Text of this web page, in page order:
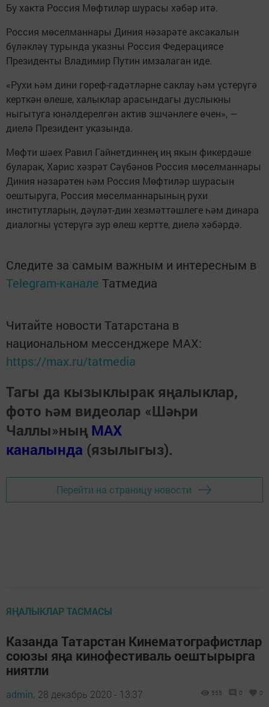
Бу хакта Россия Мөфтиләр шурасы хәбәр итә.
Россия мөселманнары Диния нәзарәте аксакалын
бүләкләү турында указны Россия Федерациясе
Президенты Владимир Путин имзалаган иде.
«Рухи һәм дини гореф-гадәтләрне саклау һәм үстерүгә
керткән өлеше, халыклар арасындагы дуслыкны
ныгытуга юнәлдерелгән актив эшчәнлеге өчен», —
диелә Президент указында.
Мөфти шәех Равил Гайнетдиннең иң якын фикердәше
буларак, Харис хәзрәт Сәүбәнов Россия мөселманнары
Диния нәзарәтен һәм Россия Мөфтиләр шурасын
оештыруга, Россия мөселманнарының рухи
институтларын, дәүләт-дин хезмәттәшлеге һәм динара
диалогны үстерүгә зур өлеш кертте, диелә хәбәрдә.
Следите за самым важным и интересным в
Telegram-канале Татмедиа
Читайте новости Татарстана в
национальном мессенджере MАХ:
https://max.ru/tatmedia
Тагы да кызыклырак яңалыклар,
фото һәм видеолар «Шәһри
Чаллы»ның MAX
каналында (язылыгыз).
Перейти на страницу новости
ЯҢАЛЫКЛАР ТАСМАСЫ
Казанда Татарстан Кинематографистлар
союзы яңа кинофестиваль оештырырга
ниятли
admin, 28 декабрь 2020 - 13:37 555 0 0